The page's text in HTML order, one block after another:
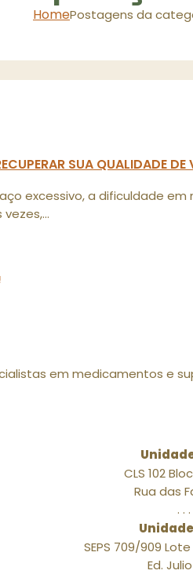
HomePostagens da
SUA QUALIDADE DE
excessivo, a dificuldade
em medicamentos e
CLS 102
Rua das
. .
SEPS 709/909
Ed.